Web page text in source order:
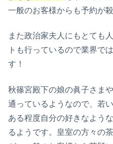
一般のお客様からも予約が
また政治家夫人にもとても
トも行っているので業界で
す！
秋篠宮殿下の娘の眞子さま
通っているようなので、若
ある程度自分の好きなよう
るようです。皇室の方々の